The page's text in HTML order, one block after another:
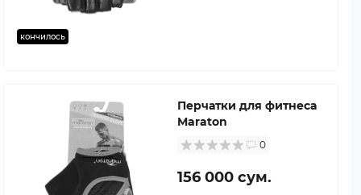
кончилось
Перчатки для фитнеса
Maraton
0
156 000 сум.